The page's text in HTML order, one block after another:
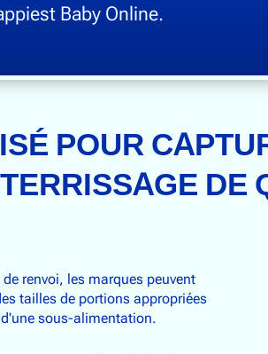
Baby Online.
POUR
DE
renvoi, les marques peuvent
tailles de portions appropriées
sous-alimentation.